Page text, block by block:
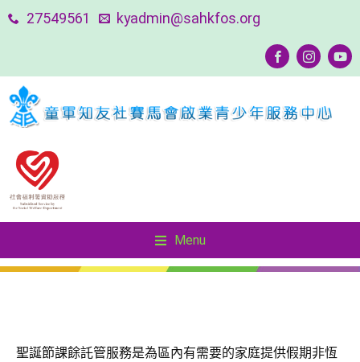
27549561 kyadmin@sahkfos.org
Menu
Menu
聖誕節課餘託管服務是為區內有需要的家庭提供假期非恆